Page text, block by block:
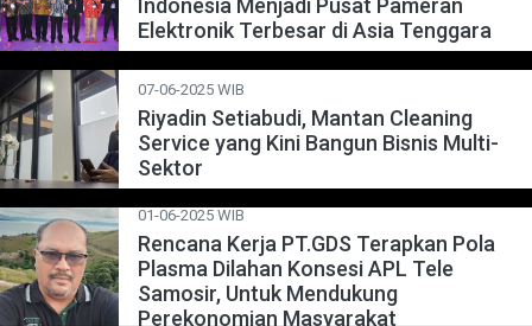
Indonesia Menjadi Pusat Pameran
Elektronik Terbesar di Asia Tenggara
07-06-2025 WIB
Riyadin Setiabudi, Mantan Cleaning
Service yang Kini Bangun Bisnis Multi-
Sektor
01-06-2025 WIB
Rencana Kerja PT.GDS Terapkan Pola
Plasma Dilahan Konsesi APL Tele
Samosir, Untuk Mendukung
Perekonomian Masyarakat